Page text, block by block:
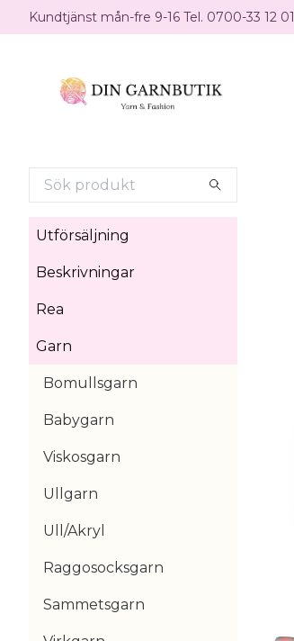
Kundtjänst mån-fre 9-16 Tel. 0700-33 12 01
Utförsäljning
Beskrivningar
Rea
Garn
Bomullsgarn
Babygarn
Viskosgarn
Ullgarn
Ull/Akryl
Raggosocksgarn
Sammetsgarn